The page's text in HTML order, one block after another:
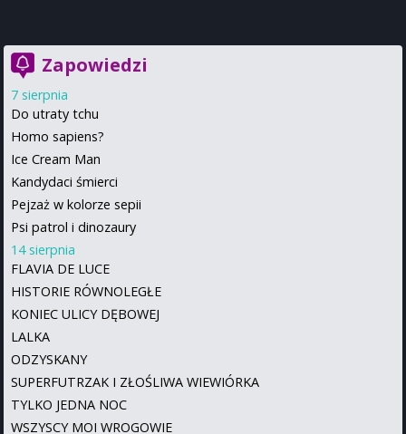
Zapowiedzi
7 sierpnia
Do utraty tchu
Homo sapiens?
Ice Cream Man
Kandydaci śmierci
Pejzaż w kolorze sepii
Psi patrol i dinozaury
14 sierpnia
FLAVIA DE LUCE
HISTORIE RÓWNOLEGŁE
KONIEC ULICY DĘBOWEJ
LALKA
ODZYSKANY
SUPERFUTRZAK I ZŁOŚLIWA WIEWIÓRKA
TYLKO JEDNA NOC
WSZYSCY MOI WROGOWIE